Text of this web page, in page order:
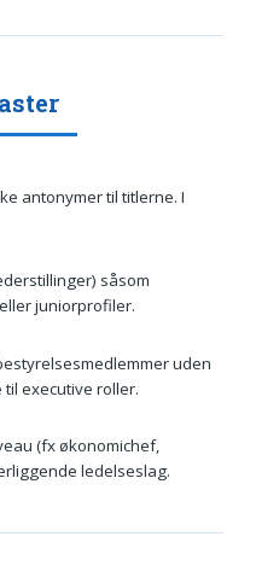
antonymer til titlerne. I
såsom
juniorprofiler.
uden
executive roller.
(fx økonomichef,
ledelseslag.